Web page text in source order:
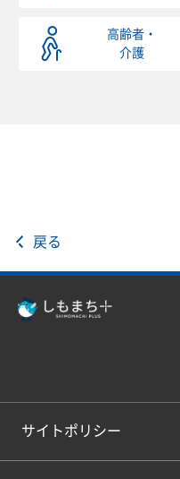
高齢者・
介護
戻る
サイトポリシー